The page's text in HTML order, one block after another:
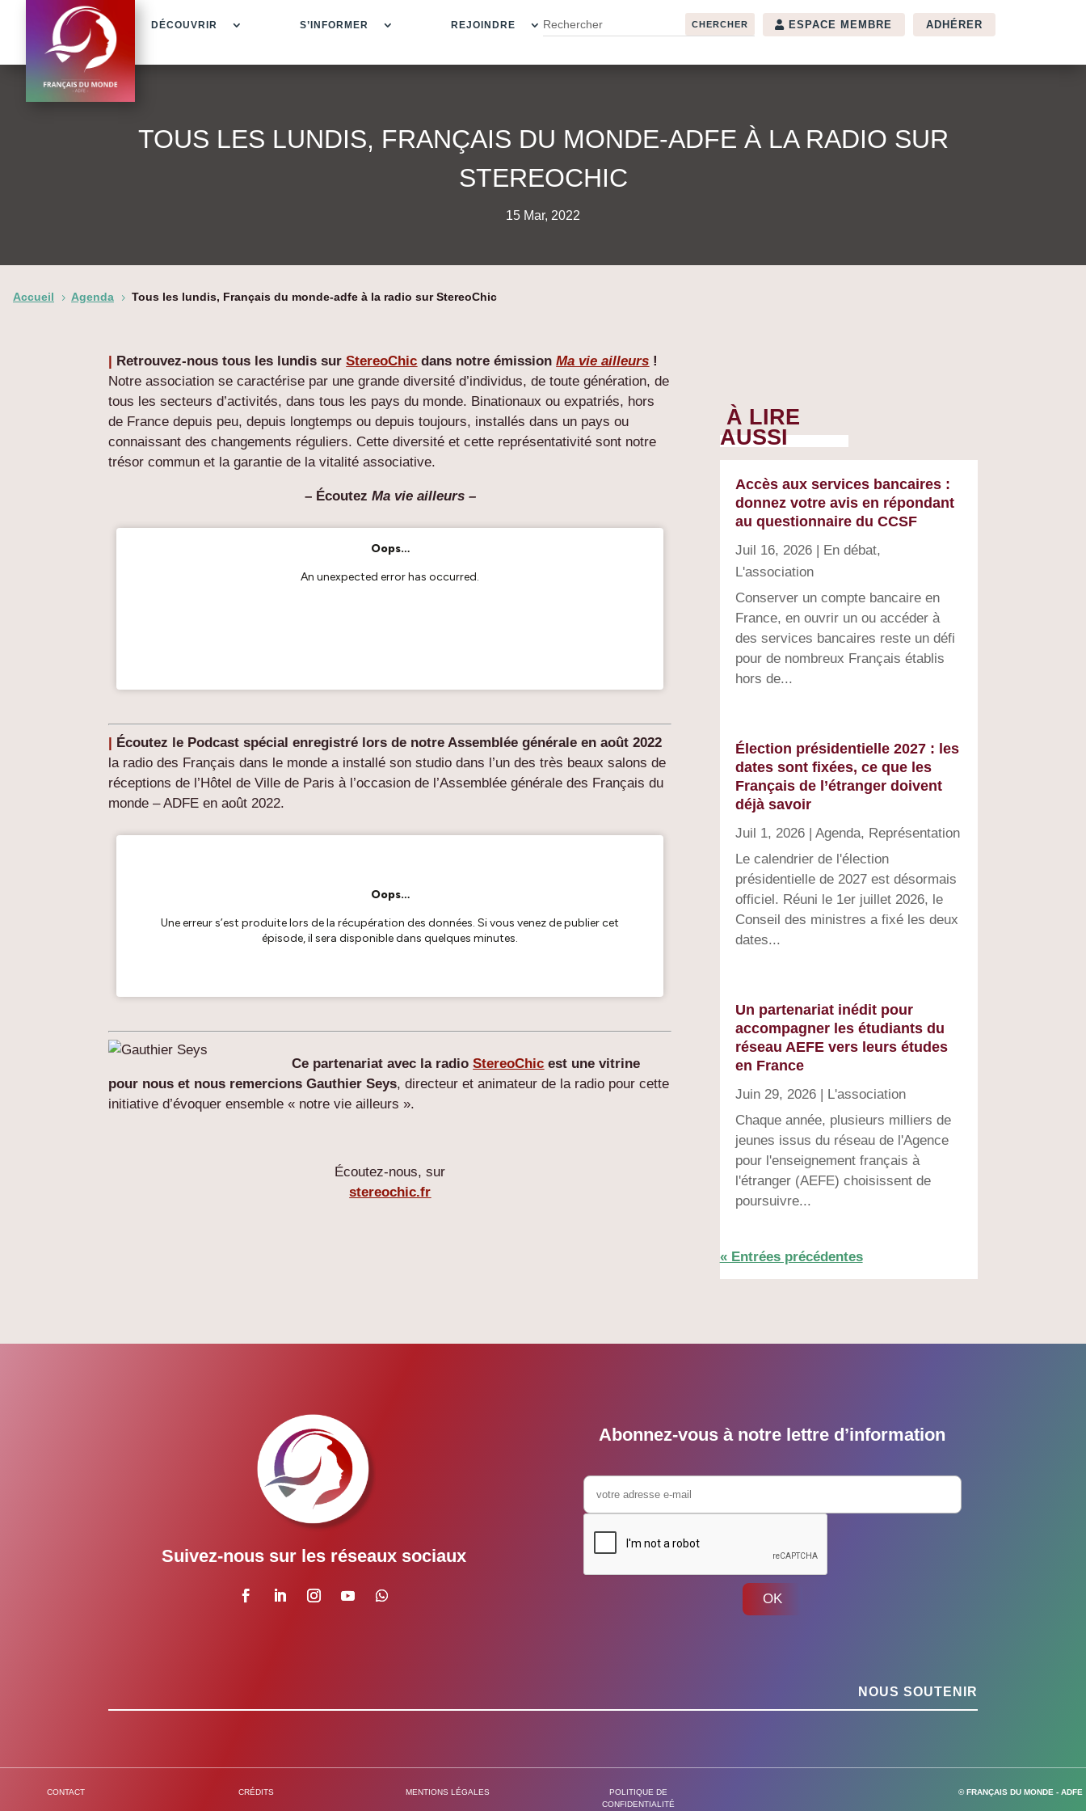
DÉCOUVRIR S’INFORMER REJOINDRE ESPACE MEMBRE ADHÉRER
TOUS LES LUNDIS, FRANÇAIS DU MONDE-ADFE À LA RADIO SUR
STEREOCHIC
15 Mar, 2022
Accueil 5 Agenda 5 Tous les lundis, Français du monde-adfe à la radio sur StereoChic
| Retrouvez-nous tous les lundis surStereoChic dans notre émissionMa vie ailleurs !
Notre association se caractérise par une grande diversité d’individus, de toute génération, de
tous les secteurs d’activités, dans tous les pays du monde. Binationaux ou expatriés, hors
de France depuis peu, depuis longtemps ou depuis toujours, installés dans un pays ou
connaissant des changements réguliers. Cette diversité et cette représentativité sont notre
trésor commun et la garantie de la vitalité associative.
– Écoutez Ma vie ailleurs –
| Écoutez le Podcast spécial enregistré lors de notre Assemblée générale en août 2022
la radio des Français dans le monde a installé son studio dans l’un des très beaux salons de
réceptions de l’Hôtel de Ville de Paris à l’occasion de l’Assemblée générale des Français du
monde – ADFE en août 2022.
Ce partenariat avec la radioStereoChic est une vitrine
pour nous et nous remercions Gauthier Seys, directeur et animateur de la radio pour cette
initiative d’évoquer ensemble « notre vie ailleurs ».
Écoutez-nous, sur
stereochic.fr
À LIRE
AUSSI
Accès aux services bancaires :
donnez votre avis en répondant
au questionnaire du CCSF
Juil 16, 2026| En débat,
L'association
Conserver un compte bancaire en
France, en ouvrir un ou accéder à
des services bancaires reste un défi
pour de nombreux Français établis
hors de...
Élection présidentielle 2027 : les
dates sont fixées, ce que les
Français de l’étranger doivent
déjà savoir
Juil 1, 2026| Agenda, Représentation
Le calendrier de l'élection
présidentielle de 2027 est désormais
officiel. Réuni le 1er juillet 2026, le
Conseil des ministres a fixé les deux
dates...
Un partenariat inédit pour
accompagner les étudiants du
réseau AEFE vers leurs études
en France
Juin 29, 2026| L'association
Chaque année, plusieurs milliers de
jeunes issus du réseau de l'Agence
pour l'enseignement français à
l'étranger (AEFE) choisissent de
poursuivre...
« Entrées précédentes
Suivez-nous sur les réseaux sociaux
Abonnez-vous à notre lettre d’information
OK
NOUS SOUTENIR
CONTACT CRÉDITS MENTIONS LÉGALES
POLITIQUE DE
CONFIDENTIALITÉ
© FRANÇAIS DU MONDE - ADFE